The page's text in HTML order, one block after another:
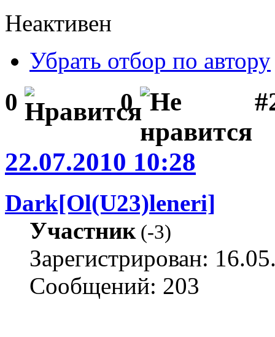
Неактивен
Убрать отбор по автору
0 0
22.07.2010 10:28
Dark[Ol(U23)leneri]
Участник(-3)
Зарегистрирован:
Сообщений: 203